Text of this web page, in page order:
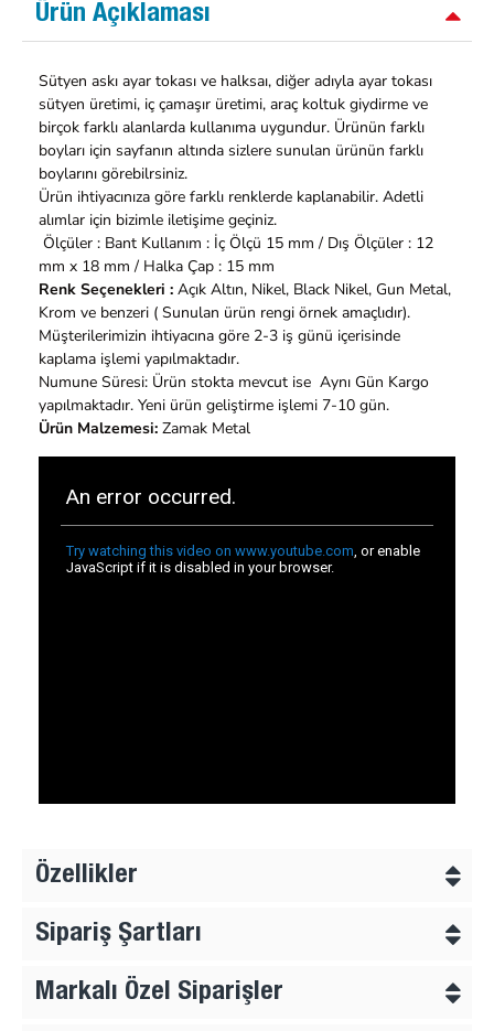
Ürün Açıklaması
Sütyen askı ayar tokası ve halksaı, diğer adıyla ayar tokası
sütyen üretimi, iç çamaşır üretimi, araç koltuk giydirme ve
birçok farklı alanlarda kullanıma uygundur. Ürünün farklı
boyları için sayfanın altında sizlere sunulan ürünün farklı
boylarını görebilrsiniz.
Ürün ihtiyacınıza göre farklı renklerde kaplanabilir. Adetli
alımlar için bizimle iletişime geçiniz.
Ölçüler : Bant Kullanım : İç Ölçü 15 mm / Dış Ölçüler : 12
mm x 18 mm / Halka Çap : 15 mm
Renk Seçenekleri : Açık Altın, Nikel, Black Nikel, Gun Metal,
Krom ve benzeri ( Sunulan ürün rengi örnek amaçlıdır).
Müşterilerimizin ihtiyacına göre 2-3 iş günü içerisinde
kaplama işlemi yapılmaktadır.
Numune Süresi: Ürün stokta mevcut ise Aynı Gün Kargo
yapılmaktadır. Yeni ürün geliştirme işlemi 7-10 gün.
Ürün Malzemesi: Zamak Metal
Özellikler
Sipariş Şartları
Markalı Özel Siparişler